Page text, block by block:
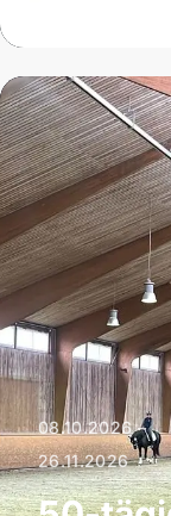
08.10.2026 –
26.11.2026